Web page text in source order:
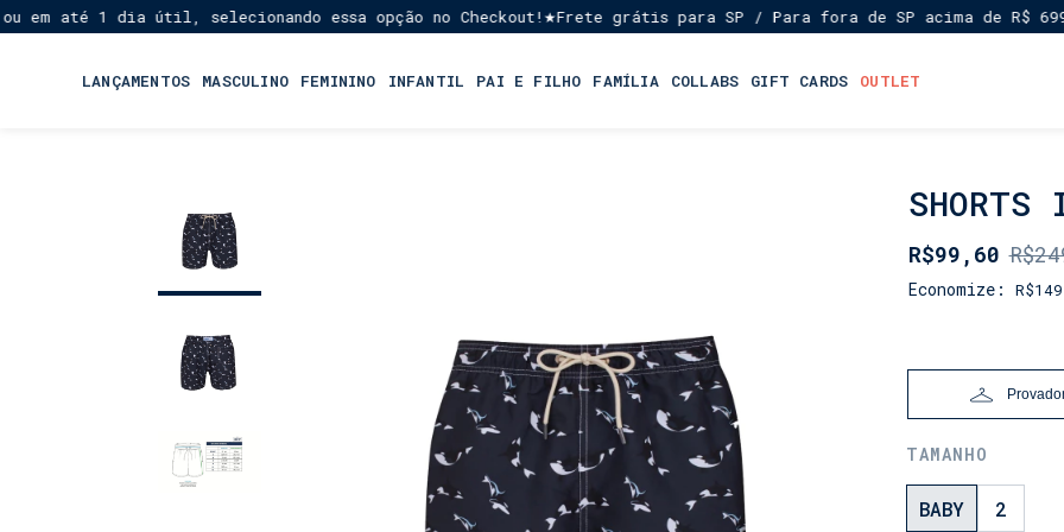
até 1 dia útil, selecionando essa opção no Checkout!★Frete grátis para SP / Para fora de SP acima de R$ 699,00★
LANÇAMENTOS MASCULINO FEMININO INFANTIL PAI E FILHO FAMÍLIA COLLABS GIFT CARDS OUTLET
INÍCIO
•
OUTLET
•
LEVE
R$99,60
Economize:
TAMANHO
BABY 2